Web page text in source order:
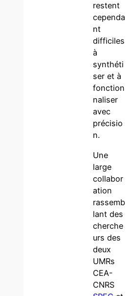
restent
cependa
nt
difficiles
à
synthéti
ser et à
fonction
naliser
avec
précisio
n.
Une
large
collabor
ation
rassemb
lant des
cherche
urs des
deux
UMRs
CEA-
CNRS